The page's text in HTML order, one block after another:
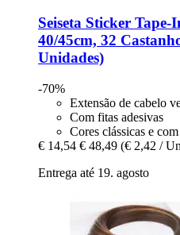
Seiseta Sticker Tape-​
40/45cm, 32
Unidades)
-70%
Extensão de cabelo
Com fitas adesivas
Cores clássicas e
€ 14,54 € 48,49 (€ 2,42 /
Entrega até 19. agosto